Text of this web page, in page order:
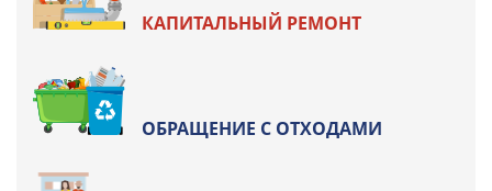
КАПИТАЛЬНЫЙ РЕМОНТ
ОБРАЩЕНИЕ С ОТХОДАМИ